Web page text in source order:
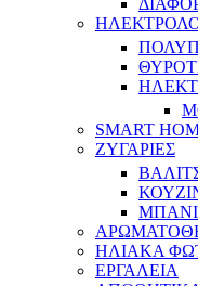
SMART
ΖΥΓΑΡΙΕΣ
ΗΛΙΑΚΑ
ΕΡΓΑΛΕΙΑ